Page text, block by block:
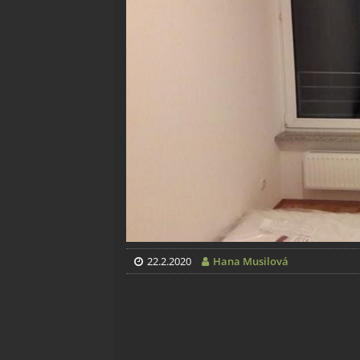
22.2.2020 Hana Musilová